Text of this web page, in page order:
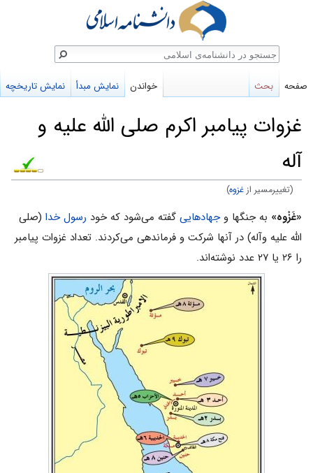
غزوات پیامبر اکرم صلی الله علیه و
آله
(تغییرمسیر ازغزوه)
پرش
به
ناوبری
پرش
به
جستجو
«غَزْوه» به جنگها وجهادهایی گفته می‌شود که خود رسول خدا (صلی
الله علیه وآله) در آنها شرکت و فرماندهی می‌کردند. تعداد غزوات پیامبر
را ۲۶ یا ۲۷ عدد نوشته‌اند.
صفحه بحث خواندن نمایش مبدأ نمایش تاریخچه
جستجو